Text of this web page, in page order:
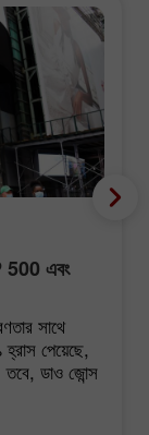
500 এবং
সাথে
পেয়েছে,
ডাও জোন্স